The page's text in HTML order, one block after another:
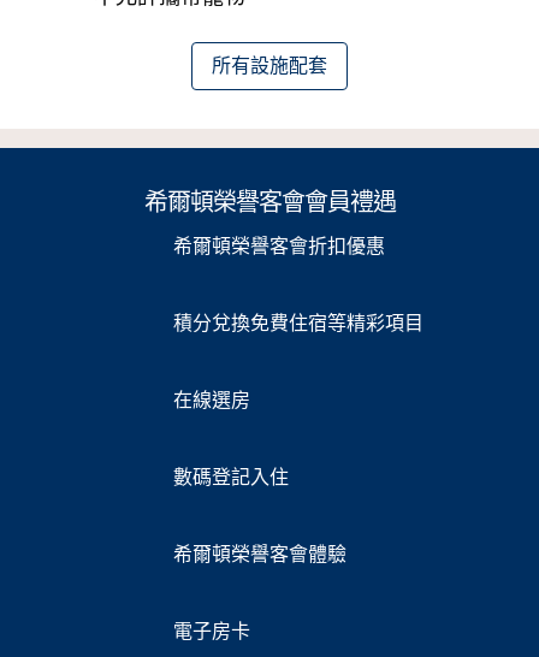
所有設施配套
希爾頓榮譽客會會員禮遇
希爾頓榮譽客會折扣優惠
積分兌換免費住宿等精彩項目
在線選房
數碼登記入住
希爾頓榮譽客會體驗
電子房卡